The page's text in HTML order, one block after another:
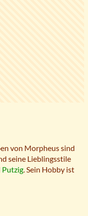
von Morpheus sind
seine Lieblingsstile
Putzig. Sein Hobby ist